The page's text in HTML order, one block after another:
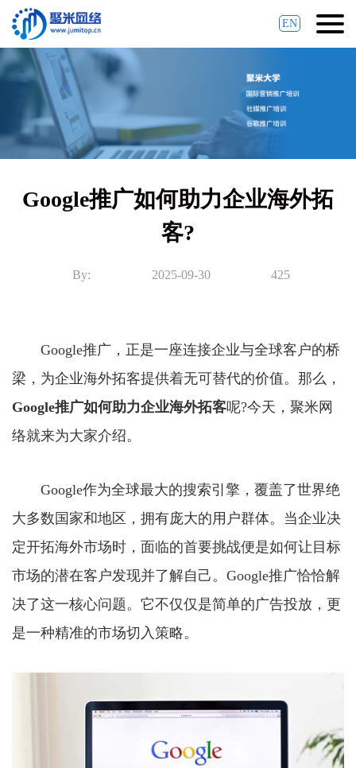
EN
Google推广如何助力企业海外拓
客?
By: 2025-09-30 425
Google推广，正是一座连接企业与全球客户的桥
梁，为企业海外拓客提供着无可替代的价值。那么，
Google推广如何助力企业海外拓客呢?今天，聚米网
络就来为大家介绍。
Google作为全球最大的搜索引擎，覆盖了世界绝
大多数国家和地区，拥有庞大的用户群体。当企业决
定开拓海外市场时，面临的首要挑战便是如何让目标
市场的潜在客户发现并了解自己。Google推广恰恰解
决了这一核心问题。它不仅仅是简单的广告投放，更
是一种精准的市场切入策略。